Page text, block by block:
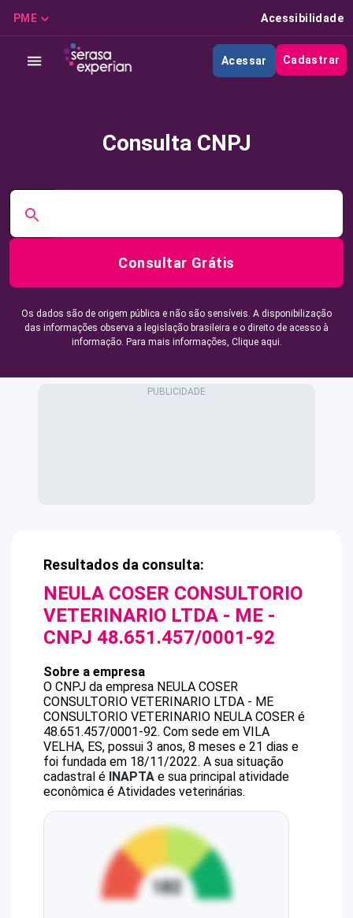
PME Acessibilidade
Acessar Cadastrar
Consulta CNPJ
Consultar Grátis
Os dados são de origem pública e não são sensíveis. A disponibilização
das informações observa a legislação brasileira e o direito de acesso à
informação. Para mais informações, Clique aqui.
Resultados da consulta:
NEULA COSER CONSULTORIO
VETERINARIO LTDA - ME -
CNPJ 48.651.457/0001-92
Sobre a empresa
O CNPJ da empresa NEULA COSER
CONSULTORIO VETERINARIO LTDA - ME
CONSULTORIO VETERINARIO NEULA COSER é
48.651.457/0001-92. Com sede em VILA
VELHA, ES, possui 3 anos, 8 meses e 21 dias e
foi fundada em 18/11/2022. A sua situação
cadastral é INAPTA e sua principal atividade
econômica é Atividades veterinárias.